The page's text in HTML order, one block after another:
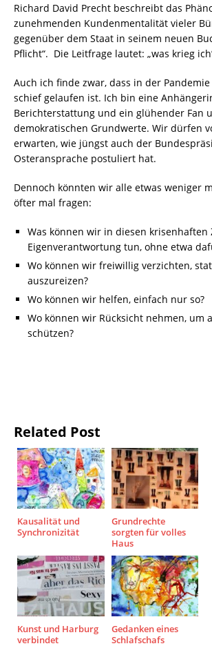
Richard David Precht beschreibt das
zunehmenden Kundenmentalität vieler
gegenüber dem Staat in seinem neuen
Pflicht“. Die Leitfrage lautet: „was krieg
Auch ich finde zwar, dass in der
schief gelaufen ist. Ich bin eine
Berichterstattung und ein glühender Fan
demokratischen Grundwerte. Wir dürfen
erwarten, wie jüngst auch der
Osteransprache postuliert hat.
Dennoch könnten wir alle etwas weniger
öfter mal fragen:
Was können wir in diesen krisenhaften
Eigenverantwortung tun, ohne etwa
Wo können wir freiwillig verzichten,
auszureizen?
Wo können wir helfen, einfach nur so?
Wo können wir Rücksicht nehmen, um
schützen?
Related Post
Kausalität und
Synchronizität
Grundrechte
sorgten für volles
Haus
Kunst und Harburg
verbindet
Gedanken eines
Schlafschafs